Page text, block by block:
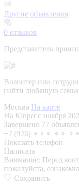
Другие объявления
0 отзывов
Представитель
Волонтер или
найти любящую
Москва На карте
На Kinpet c ноября
Завершено 77
+7 (926) ⚬⚬⚬ ⚬⚬ ⚬⚬
Показать телефон
Написать
Внимание: Перед
пожалуйста,
Сохранить